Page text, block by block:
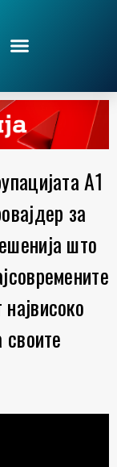
А1
за
што